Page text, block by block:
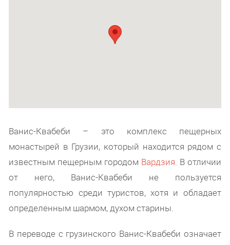
Ванис-Квабеби – это комплекс пещерных
монастырей в Грузии, который находится рядом с
известным пещерным городом Вардзия. В отличии
от него, Ванис-Квабеби не пользуется
популярностью среди туристов, хотя и обладает
определенным шармом, духом старины.
В переводе с грузинского Ванис-Квабеби означает